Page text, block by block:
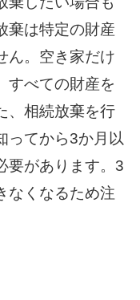
棄は特定の財産
ん。空き家だけ
すべての財産を
、相続放棄を行
ってから3か月以
要があります。3
なくなるため注